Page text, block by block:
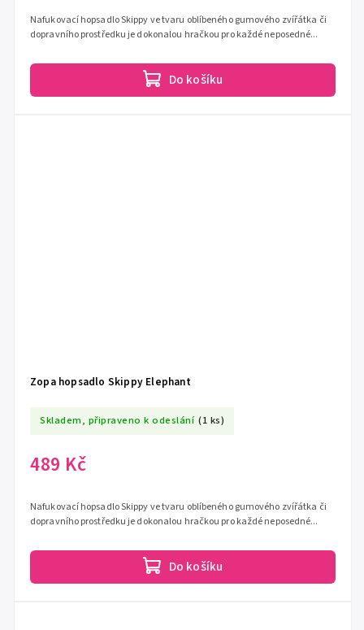
Do košíku
Nafukovací hopsadlo Skippy ve tvaru oblíbeného gumového zvířátka či
dopravního prostředku je dokonalou hračkou pro každé neposedné...
Zopa hopsadlo Skippy Elephant
Skladem, připraveno k odeslání (1 ks)
489 Kč
Do košíku
Nafukovací hopsadlo Skippy ve tvaru oblíbeného gumového zvířátka či
dopravního prostředku je dokonalou hračkou pro každé neposedné...